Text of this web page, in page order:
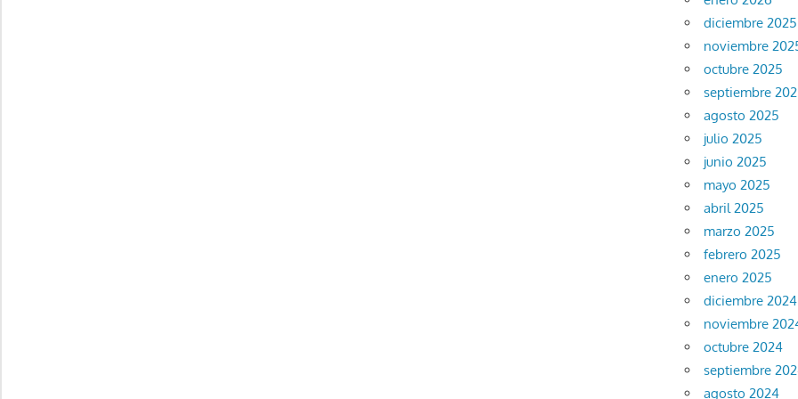
diciembre 2025
noviembre
octubre 2025
septiembre
agosto 2025
julio 2025
junio 2025
mayo 2025
abril 2025
marzo 2025
febrero 2025
enero 2025
diciembre 2024
noviembre
octubre 2024
septiembre
agosto 2024